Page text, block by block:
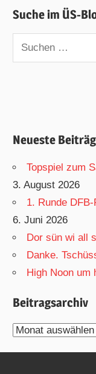
Suche im ÜS-
Suchen
nach:
Neueste
Topspiel zum
3. August 2026
1. Runde
6. Juni 2026
Dor sün wi all
Danke.
High Noon um
Beitragsarchiv
Beitragsarchiv